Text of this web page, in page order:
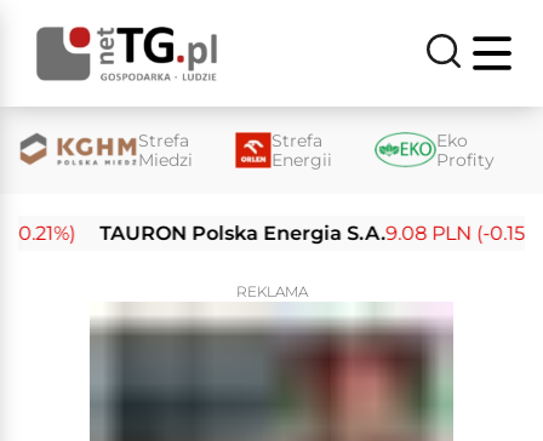
Strefa
Miedzi
Strefa
Energii
Eko
Profity
TAURON Polska Energia S.A.9.08 PLN (-0.15%)
REKLAMA